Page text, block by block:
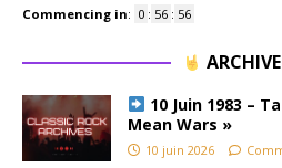
Commencing in: 0 : 56 : 56
10 Juin 1983 –
Mean Wars »
10 juin 2026